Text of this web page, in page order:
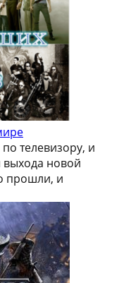
телевизору, и
новой
прошли, и